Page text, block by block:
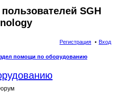
SGH
Вход
Регистрация
помощи по оборудованию